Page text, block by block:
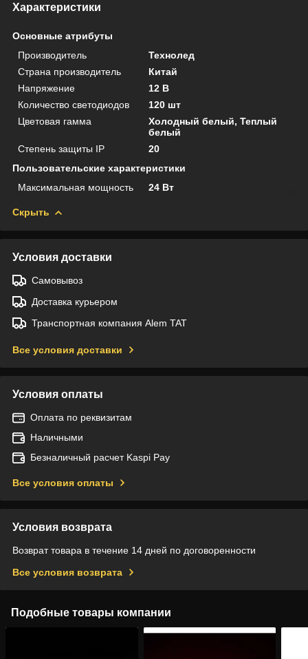
Характеристики
Основные атрибуты
Производитель
Технолед
Страна производитель
Китай
Напряжение
12 В
Количество светодиодов
120 шт
Цветовая гамма
Холодный белый, Теплый
белый
Степень защиты IP
20
Пользовательские характеристики
Максимальная мощность
24 Вт
Скрыть
Условия доставки
Самовывоз
Доставка курьером
Транспортная компания Alem TAT
Все условия доставки
Условия оплаты
Оплата по реквизитам
Наличными
Безналичный расчет Kaspi Pay
Все условия оплаты
Условия возврата
Возврат товара в течение 14 дней по договоренности
Все условия возврата
Подобные товары компании